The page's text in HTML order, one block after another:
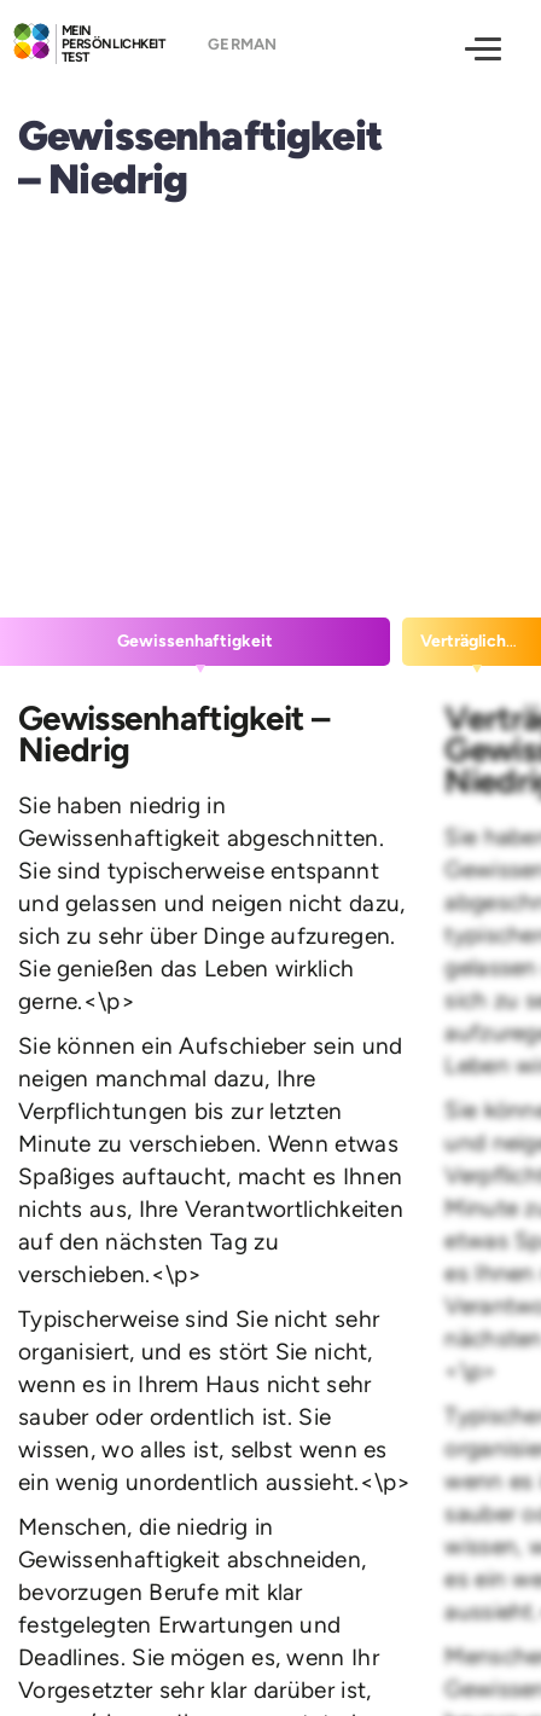
MEIN
PERSÖNLICHKEIT
TEST
Gewissenhaftigkeit
– Niedrig
Gewissenhaftigkeit Verträglichkeit
Gewissenhaftigkeit –
Niedrig
Sie haben niedrig in
Gewissenhaftigkeit abgeschnitten.
Sie sind typischerweise entspannt
und gelassen und neigen nicht dazu,
sich zu sehr über Dinge aufzuregen.
Sie genießen das Leben wirklich
gerne.<\p>
Sie können ein Aufschieber sein und
neigen manchmal dazu, Ihre
Verpflichtungen bis zur letzten
Minute zu verschieben. Wenn etwas
Spaßiges auftaucht, macht es Ihnen
nichts aus, Ihre Verantwortlichkeiten
auf den nächsten Tag zu
verschieben.<\p>
Typischerweise sind Sie nicht sehr
organisiert, und es stört Sie nicht,
wenn es in Ihrem Haus nicht sehr
sauber oder ordentlich ist. Sie
wissen, wo alles ist, selbst wenn es
ein wenig unordentlich aussieht.<\p>
Menschen, die niedrig in
Gewissenhaftigkeit abschneiden,
bevorzugen Berufe mit klar
festgelegten Erwartungen und
Deadlines. Sie mögen es, wenn Ihr
Vorgesetzter sehr klar darüber ist,
Sie
sich zu
Leben
Sie
und
Minute
etwas
es
<\p>
wenn es
sauber
wissen,
es ein